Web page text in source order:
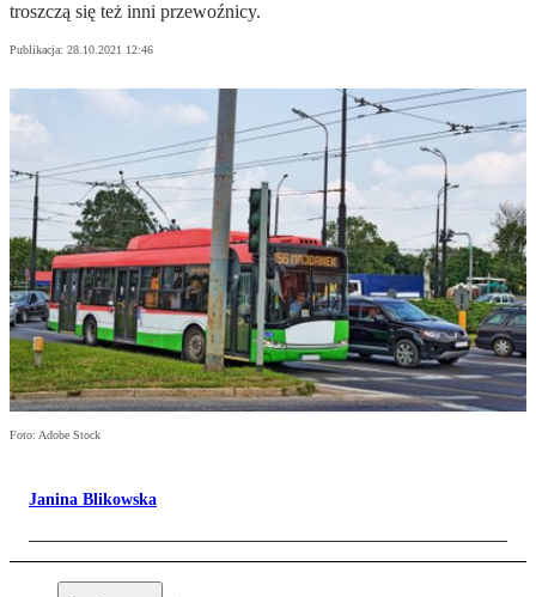
troszczą się też inni przewoźnicy.
Publikacja: 28.10.2021 12:46
Foto: Adobe Stock
Janina Blikowska